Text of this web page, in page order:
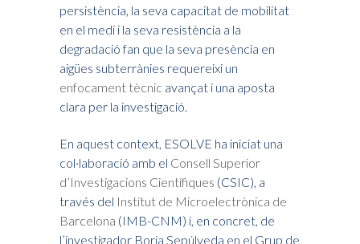
persistència, la seva capacitat de mobilitat
en el medi i la seva resistència a la
degradació fan que la seva presència en
aigües subterrànies requereixi un
enfocament tècnic avançat i una aposta
clara per la investigació.
En aquest context, ESOLVE ha iniciat una
col·laboració amb el Consell Superior
d’Investigacions Científiques (CSIC), a
través del Institut de Microelectrònica de
Barcelona (IMB-CNM) i, en concret, de
l’investigador Borja Sepúlveda en el Grup de